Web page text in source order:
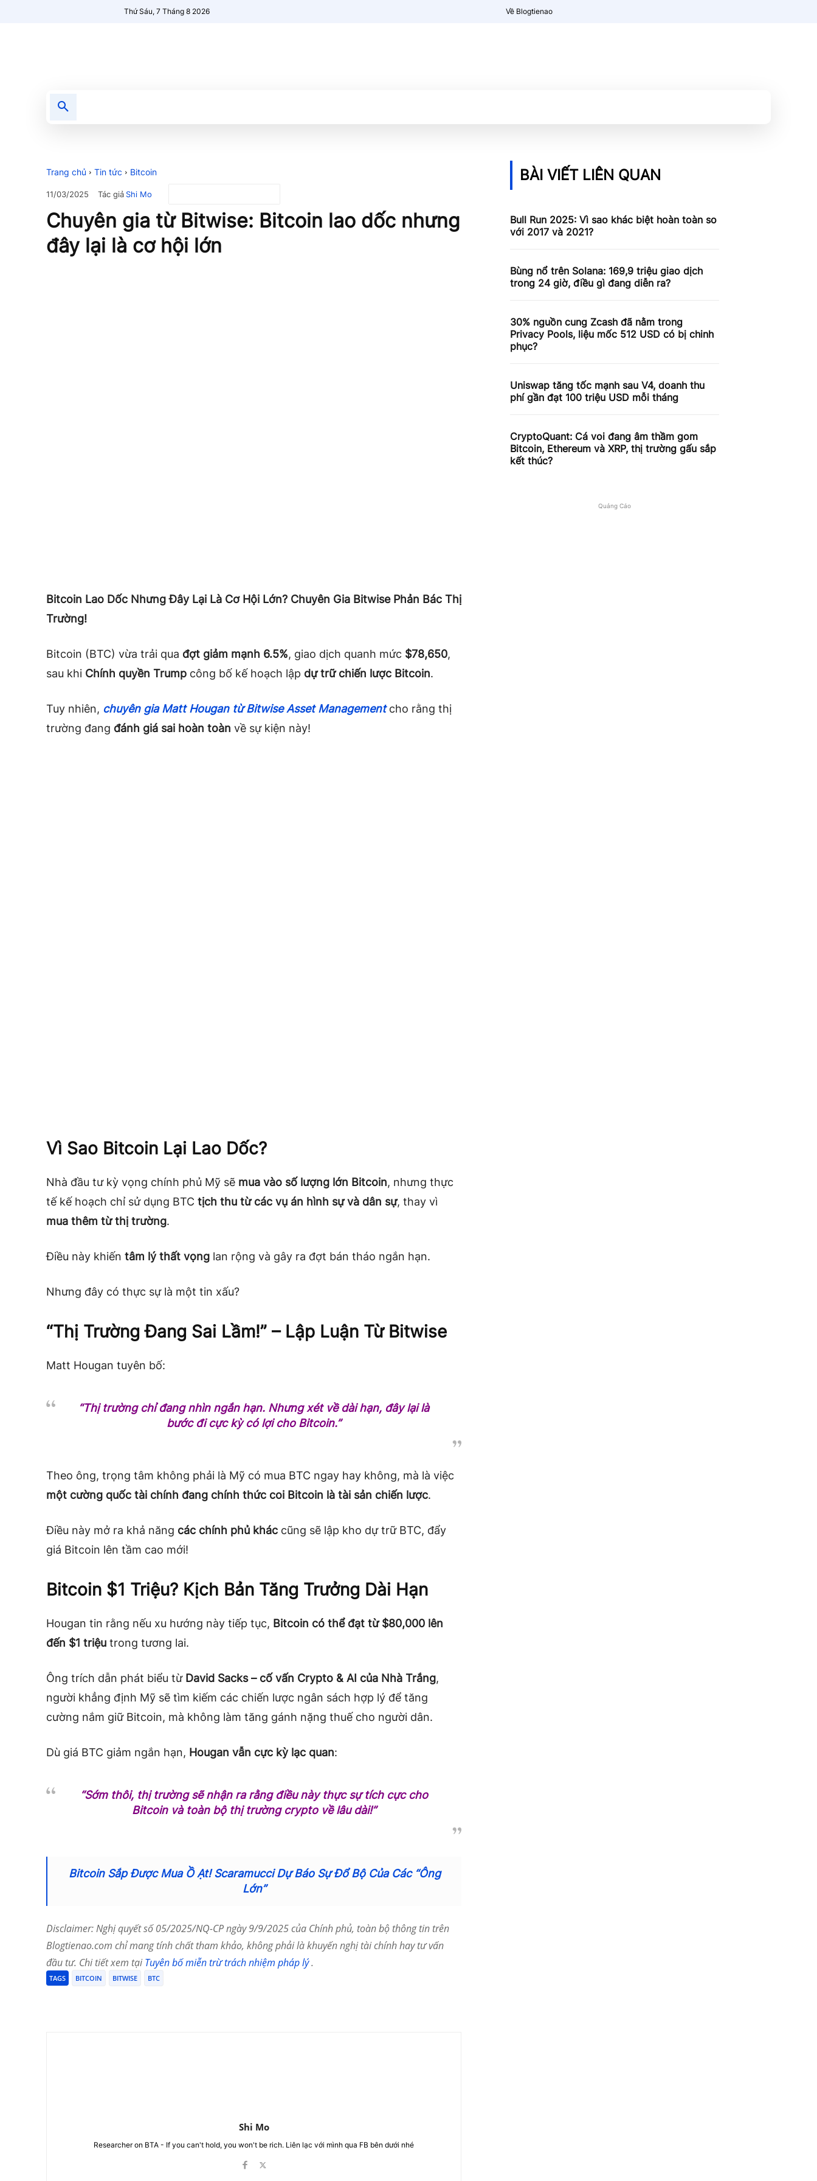
Thứ Sáu, 7 Tháng 8 2026 Về Blogtienao
Trang chủ Tin tức Bitcoin
11/03/2025 Tác giảShi Mo
Chuyên gia từ Bitwise: Bitcoin lao dốc nhưng
đây lại là cơ hội lớn
Bitcoin Lao Dốc Nhưng Đây Lại Là Cơ Hội Lớn? Chuyên Gia Bitwise Phản Bác Thị
Trường!
Bitcoin (BTC) vừa trải qua đợt giảm mạnh 6.5%, giao dịch quanh mức $78,650,
sau khi Chính quyền Trump công bố kế hoạch lập dự trữ chiến lược Bitcoin.
Tuy nhiên, chuyên gia Matt Hougan từ Bitwise Asset Managementcho rằng thị
trường đang đánh giá sai hoàn toàn về sự kiện này!
Vì Sao Bitcoin Lại Lao Dốc?
Nhà đầu tư kỳ vọng chính phủ Mỹ sẽ mua vào số lượng lớn Bitcoin, nhưng thực
tế kế hoạch chỉ sử dụng BTC tịch thu từ các vụ án hình sự và dân sự, thay vì
mua thêm từ thị trường.
Điều này khiến tâm lý thất vọng lan rộng và gây ra đợt bán tháo ngắn hạn.
Nhưng đây có thực sự là một tin xấu?
“Thị Trường Đang Sai Lầm!” – Lập Luận Từ Bitwise
Matt Hougan tuyên bố:
“Thị trường chỉ đang nhìn ngắn hạn. Nhưng xét về dài hạn, đây lại là
bước đi cực kỳ có lợi cho Bitcoin.”
Theo ông, trọng tâm không phải là Mỹ có mua BTC ngay hay không, mà là việc
một cường quốc tài chính đang chính thức coi Bitcoin là tài sản chiến lược.
Điều này mở ra khả năng các chính phủ khác cũng sẽ lập kho dự trữ BTC, đẩy
giá Bitcoin lên tầm cao mới!
Bitcoin $1 Triệu? Kịch Bản Tăng Trưởng Dài Hạn
Hougan tin rằng nếu xu hướng này tiếp tục, Bitcoin có thể đạt từ $80,000 lên
đến $1 triệu trong tương lai.
Ông trích dẫn phát biểu từ David Sacks – cố vấn Crypto & AI của Nhà Trắng,
người khẳng định Mỹ sẽ tìm kiếm các chiến lược ngân sách hợp lý để tăng
cường nắm giữ Bitcoin, mà không làm tăng gánh nặng thuế cho người dân.
Dù giá BTC giảm ngắn hạn, Hougan vẫn cực kỳ lạc quan:
“Sớm thôi, thị trường sẽ nhận ra rằng điều này thực sự tích cực cho
Bitcoin và toàn bộ thị trường crypto về lâu dài!”
Bitcoin Sắp Được Mua Ồ Ạt! Scaramucci Dự Báo Sự Đổ Bộ Của Các “Ông
Lớn”
Disclaimer: Nghị quyết số 05/2025/NQ-CP ngày 9/9/2025 của Chính phủ, toàn bộ thông tin trên
Blogtienao.com chỉ mang tính chất tham khảo, không phải là khuyến nghị tài chính hay tư vấn
đầu tư. Chi tiết xem tạiTuyên bố miễn trừ trách nhiệm pháp lý.
TAGS BITCOIN BITWISE BTC
Shi Mo
Researcher on BTA - If you can't hold, you won't be rich. Liên lạc với mình qua FB bên dưới nhé
BÀI VIẾT LIÊN QUAN
Bull Run 2025: Vì sao khác biệt hoàn toàn so
với 2017 và 2021?
Bùng nổ trên Solana: 169,9 triệu giao dịch
trong 24 giờ, điều gì đang diễn ra?
30% nguồn cung Zcash đã nằm trong
Privacy Pools, liệu mốc 512 USD có bị chinh
phục?
Uniswap tăng tốc mạnh sau V4, doanh thu
phí gần đạt 100 triệu USD mỗi tháng
CryptoQuant: Cá voi đang âm thầm gom
Bitcoin, Ethereum và XRP, thị trường gấu sắp
kết thúc?
Quảng Cáo